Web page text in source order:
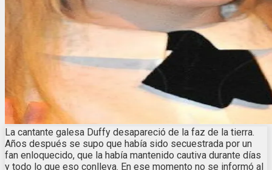
La cantante galesa Duffy desapareció de la faz de la tierra.
Años después se supo que había sido secuestrada por un
fan enloquecido, que la había mantenido cautiva durante días
y todo lo que eso conlleva. En ese momento no se informó al